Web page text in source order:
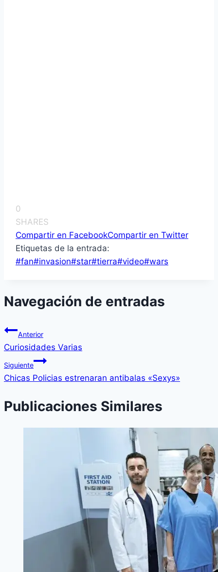
0
SHARES
Compartir en FacebookCompartir en Twitter
Etiquetas de la entrada:
#fan#invasion#star#tierra#video#wars
Navegación de entradas
Anterior
Curiosidades Varias
Siguiente
Chicas Policias estrenaran antibalas «Sexys»
Publicaciones Similares